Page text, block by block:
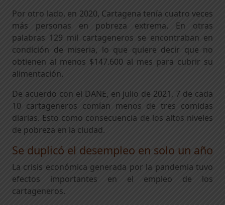
Por otro lado, en 2020, Cartagena tenía cuatro veces
más personas en pobreza extrema. En otras
palabras 129 mil cartageneros se encontraban en
condición de miseria, lo que quiere decir que no
obtienen al menos $147.600 al mes para cubrir su
alimentación.
De acuerdo con el DANE, en julio de 2021, 7 de cada
10 cartageneros comían menos de tres comidas
diarias. Esto como consecuencia de los altos niveles
de pobreza en la ciudad.
Se duplicó el desempleo en solo un año
La crisis económica generada por la pandemia tuvo
efectos importantes en el empleo de los
cartageneros.